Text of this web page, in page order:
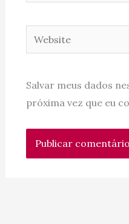
Website
Salvar meus dados
próxima vez que eu